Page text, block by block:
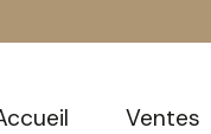
accueil ventes